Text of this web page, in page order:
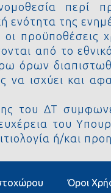
περί
ενότητα της
οι προϋποθέσεις
από το εθνικό
όρων
να ισχύει και
του ΔΤ
ευχέρεια του
ή/και
Όροι